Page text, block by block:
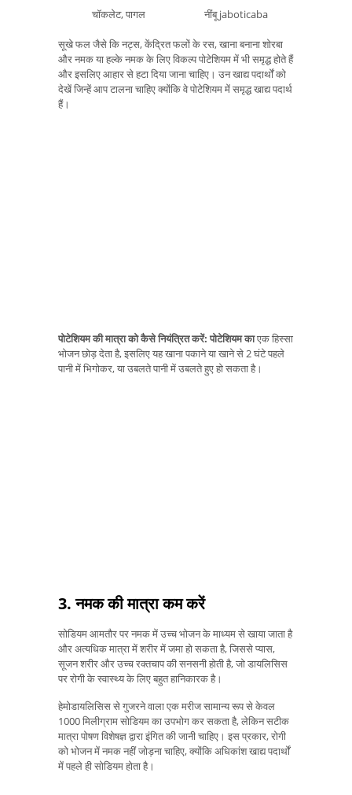
चॉकलेट, पागल नींबू jaboticaba
सूखे फल जैसे कि नट्स, केंद्रित फलों के रस, खाना बनाना शोरबा
और नमक या हल्के नमक के लिए विकल्प पोटेशियम में भी समृद्ध होते हैं
और इसलिए आहार से हटा दिया जाना चाहिए। उन खाद्य पदार्थों को
देखें जिन्हें आप टालना चाहिए क्योंकि वे पोटेशियम में समृद्ध खाद्य पदार्थ
हैं।
पोटेशियम की मात्रा को कैसे नियंत्रित करें: पोटेशियम काएक हिस्सा
भोजन छोड़ देता है, इसलिए यह खाना पकाने या खाने से 2 घंटे पहले
पानी में भिगोकर, या उबलते पानी में उबलते हुए हो सकता है।
3. नमक की मात्रा कम करें
सोडियम आमतौर पर नमक में उच्च भोजन के माध्यम से खाया जाता है
और अत्यधिक मात्रा में शरीर में जमा हो सकता है, जिससे प्यास,
सूजन शरीर और उच्च रक्तचाप की सनसनी होती है, जो डायलिसिस
पर रोगी के स्वास्थ्य के लिए बहुत हानिकारक है।
हेमोडायलिसिस से गुजरने वाला एक मरीज सामान्य रूप से केवल
1000 मिलीग्राम सोडियम का उपभोग कर सकता है, लेकिन सटीक
मात्रा पोषण विशेषज्ञ द्वारा इंगित की जानी चाहिए। इस प्रकार, रोगी
को भोजन में नमक नहीं जोड़ना चाहिए, क्योंकि अधिकांश खाद्य पदार्थों
में पहले ही सोडियम होता है।